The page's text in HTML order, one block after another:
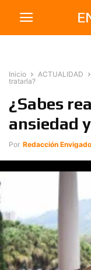
Inicio ACTUALIDAD
tratarla?
¿Sabes
ansiedad
Por Redacción